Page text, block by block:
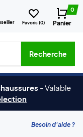
Favoris (0)
0
Panier
etc.
Recherche
-Valable
Besoin d'aide ?